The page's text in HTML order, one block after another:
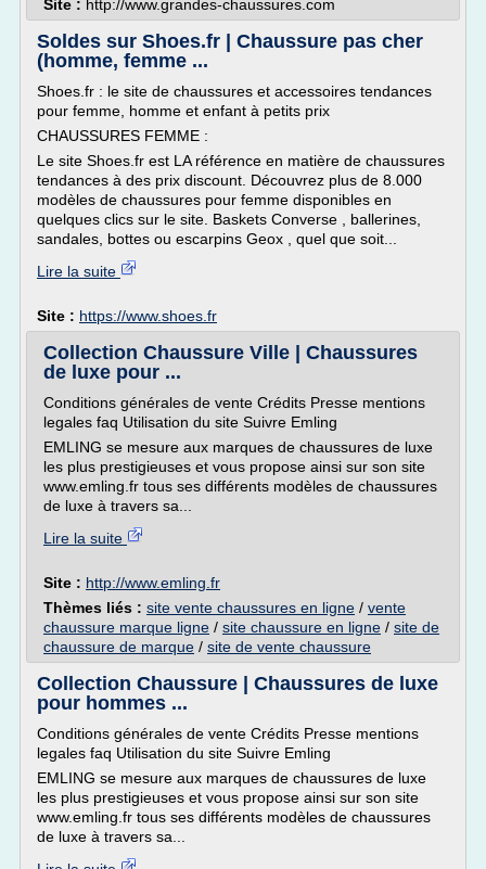
Site : http://www.grandes-chaussures.com
Soldes sur Shoes.fr | Chaussure pas cher
(homme, femme ...
Shoes.fr : le site de chaussures et accessoires tendances
pour femme, homme et enfant à petits prix
CHAUSSURES FEMME :
Le site Shoes.fr est LA référence en matière de chaussures
tendances à des prix discount. Découvrez plus de 8.000
modèles de chaussures pour femme disponibles en
quelques clics sur le site. Baskets Converse , ballerines,
sandales, bottes ou escarpins Geox , quel que soit...
Lire la suite
Site : https://www.shoes.fr
Collection Chaussure Ville | Chaussures
de luxe pour ...
Conditions générales de vente Crédits Presse mentions
legales faq Utilisation du site Suivre Emling
EMLING se mesure aux marques de chaussures de luxe
les plus prestigieuses et vous propose ainsi sur son site
www.emling.fr tous ses différents modèles de chaussures
de luxe à travers sa...
Lire la suite
Site : http://www.emling.fr
Thèmes liés : site vente chaussures en ligne / vente
chaussure marque ligne / site chaussure en ligne / site de
chaussure de marque / site de vente chaussure
Collection Chaussure | Chaussures de luxe
pour hommes ...
Conditions générales de vente Crédits Presse mentions
legales faq Utilisation du site Suivre Emling
EMLING se mesure aux marques de chaussures de luxe
les plus prestigieuses et vous propose ainsi sur son site
www.emling.fr tous ses différents modèles de chaussures
de luxe à travers sa...